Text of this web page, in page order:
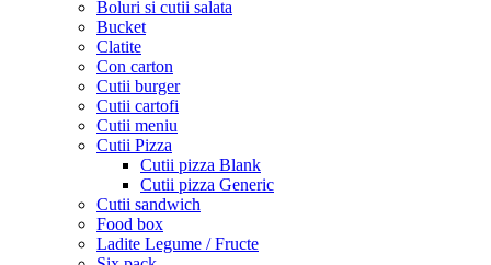
Boluri si cutii salata
Bucket
Clatite
Con carton
Cutii burger
Cutii cartofi
Cutii meniu
Cutii Pizza
Cutii pizza Blank
Cutii pizza Generic
Cutii sandwich
Food box
Ladite Legume / Fructe